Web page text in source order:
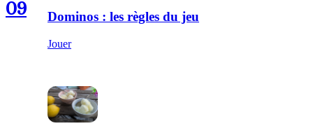
09 Dominos : les règles du jeu
Jouer